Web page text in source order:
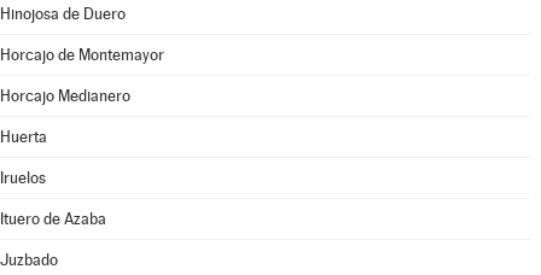
Hinojosa de Duero
Horcajo de Montemayor
Horcajo Medianero
Huerta
Iruelos
Ituero de Azaba
Juzbado